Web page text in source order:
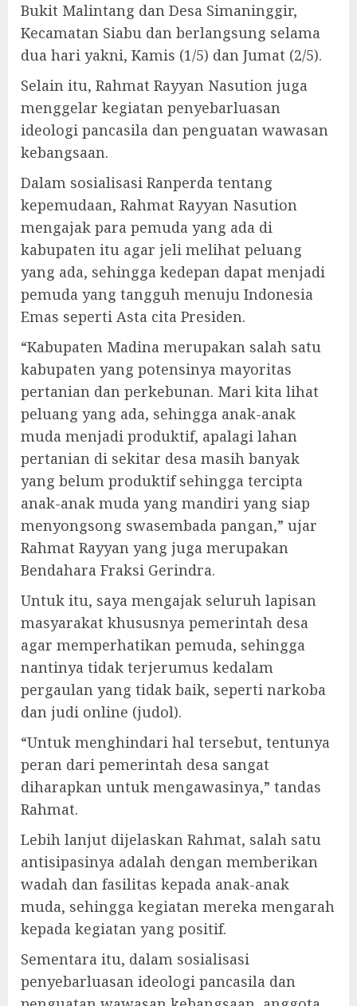
Bukit Malintang dan Desa Simaninggir,
Kecamatan Siabu dan berlangsung selama
dua hari yakni, Kamis (1/5) dan Jumat (2/5).
Selain itu, Rahmat Rayyan Nasution juga
menggelar kegiatan penyebarluasan
ideologi pancasila dan penguatan wawasan
kebangsaan.
Dalam sosialisasi Ranperda tentang
kepemudaan, Rahmat Rayyan Nasution
mengajak para pemuda yang ada di
kabupaten itu agar jeli melihat peluang
yang ada, sehingga kedepan dapat menjadi
pemuda yang tangguh menuju Indonesia
Emas seperti Asta cita Presiden.
“Kabupaten Madina merupakan salah satu
kabupaten yang potensinya mayoritas
pertanian dan perkebunan. Mari kita lihat
peluang yang ada, sehingga anak-anak
muda menjadi produktif, apalagi lahan
pertanian di sekitar desa masih banyak
yang belum produktif sehingga tercipta
anak-anak muda yang mandiri yang siap
menyongsong swasembada pangan,” ujar
Rahmat Rayyan yang juga merupakan
Bendahara Fraksi Gerindra.
Untuk itu, saya mengajak seluruh lapisan
masyarakat khususnya pemerintah desa
agar memperhatikan pemuda, sehingga
nantinya tidak terjerumus kedalam
pergaulan yang tidak baik, seperti narkoba
dan judi online (judol).
“Untuk menghindari hal tersebut, tentunya
peran dari pemerintah desa sangat
diharapkan untuk mengawasinya,” tandas
Rahmat.
Lebih lanjut dijelaskan Rahmat, salah satu
antisipasinya adalah dengan memberikan
wadah dan fasilitas kepada anak-anak
muda, sehingga kegiatan mereka mengarah
kepada kegiatan yang positif.
Sementara itu, dalam sosialisasi
penyebarluasan ideologi pancasila dan